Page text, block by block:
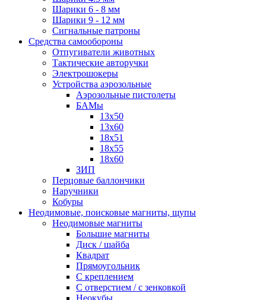
Шарики 6 - 8 мм
Шарики 9 - 12 мм
Сигнальные патроны
Средства самообороны
Отпугиватели животных
Тактические авторучки
Электрошокеры
Устройства аэрозольные
Аэрозольные пистолеты
БАМы
13х50
13х60
18х51
18х55
18х60
ЗИП
Перцовые баллончики
Наручники
Кобуры
Неодимовые, поисковые магниты, щупы
Неодимовые магниты
Большие магниты
Диск / шайба
Квадрат
Прямоугольник
С креплением
С отверстием / с зенковкой
Неокубы